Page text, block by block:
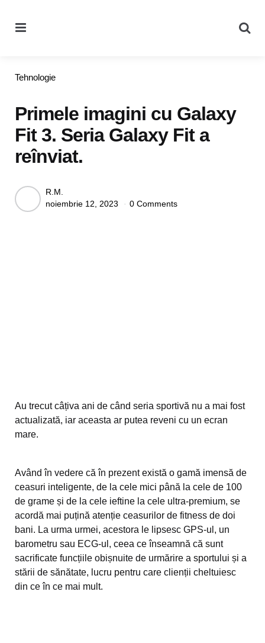
Categories
Tehnologie
Primele imagini cu Galaxy
Fit 3. Seria Galaxy Fit a
reînviat.
Posted
by
R.M.
noiembrie 12, 2023
0 Comments
Au trecut câțiva ani de când seria sportivă nu a mai fost
actualizată, iar aceasta ar putea reveni cu un ecran
mare.
Având în vedere că în prezent există o gamă imensă de
ceasuri inteligente, de la cele mici până la cele de 100
de grame și de la cele ieftine la cele ultra-premium, se
acordă mai puțină atenție ceasurilor de fitness de doi
bani. La urma urmei, acestora le lipsesc GPS-ul, un
barometru sau ECG-ul, ceea ce înseamnă că sunt
sacrificate funcțiile obișnuite de urmărire a sportului și a
stării de sănătate, lucru pentru care clienții cheltuiesc
din ce în ce mai mult.